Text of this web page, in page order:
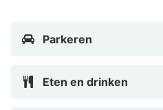
Parkeren
Eten en drinken